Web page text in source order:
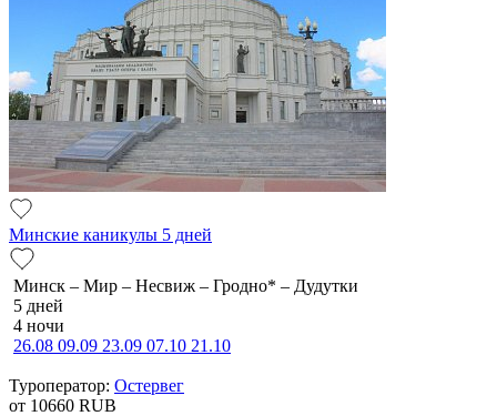
Минские каникулы 5 дней
Минск – Мир – Несвиж – Гродно* – Дудутки
5 дней
4 ночи
26.08 09.09 23.09 07.10 21.10
Туроператор: Остервег
от 10660 RUB